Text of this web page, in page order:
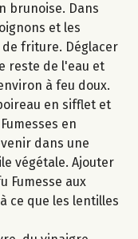
brunoise. Dans
et les
friture. Déglacer
reste de l'eau et
à feu doux.
en sifflet et
en
dans une
végétale. Ajouter
Fumesse aux
ce que les lentilles